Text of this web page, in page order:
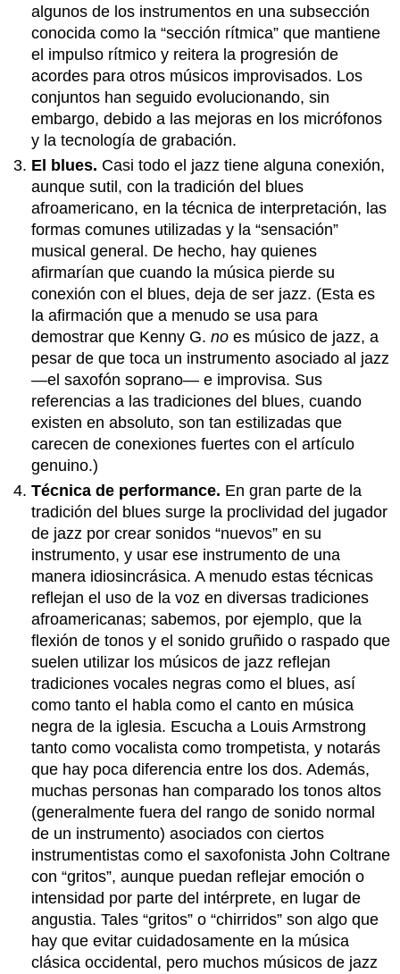
algunos de los instrumentos en una subsección
conocida como la “sección rítmica” que mantiene
el impulso rítmico y reitera la progresión de
acordes para otros músicos improvisados. Los
conjuntos han seguido evolucionando, sin
embargo, debido a las mejoras en los micrófonos
y la tecnología de grabación.
El blues. Casi todo el jazz tiene alguna conexión,
aunque sutil, con la tradición del blues
afroamericano, en la técnica de interpretación, las
formas comunes utilizadas y la “sensación”
musical general. De hecho, hay quienes
afirmarían que cuando la música pierde su
conexión con el blues, deja de ser jazz. (Esta es
la afirmación que a menudo se usa para
demostrar que Kenny G.no es músico de jazz, a
pesar de que toca un instrumento asociado al jazz
—el saxofón soprano— e improvisa. Sus
referencias a las tradiciones del blues, cuando
existen en absoluto, son tan estilizadas que
carecen de conexiones fuertes con el artículo
genuino.)
Técnica de performance. En gran parte de la
tradición del blues surge la proclividad del jugador
de jazz por crear sonidos “nuevos” en su
instrumento, y usar ese instrumento de una
manera idiosincrásica. A menudo estas técnicas
reflejan el uso de la voz en diversas tradiciones
afroamericanas; sabemos, por ejemplo, que la
flexión de tonos y el sonido gruñido o raspado que
suelen utilizar los músicos de jazz reflejan
tradiciones vocales negras como el blues, así
como tanto el habla como el canto en música
negra de la iglesia. Escucha a Louis Armstrong
tanto como vocalista como trompetista, y notarás
que hay poca diferencia entre los dos. Además,
muchas personas han comparado los tonos altos
(generalmente fuera del rango de sonido normal
de un instrumento) asociados con ciertos
instrumentistas como el saxofonista John Coltrane
con “gritos”, aunque puedan reflejar emoción o
intensidad por parte del intérprete, en lugar de
angustia. Tales “gritos” o “chirridos” son algo que
hay que evitar cuidadosamente en la música
clásica occidental, pero muchos músicos de jazz